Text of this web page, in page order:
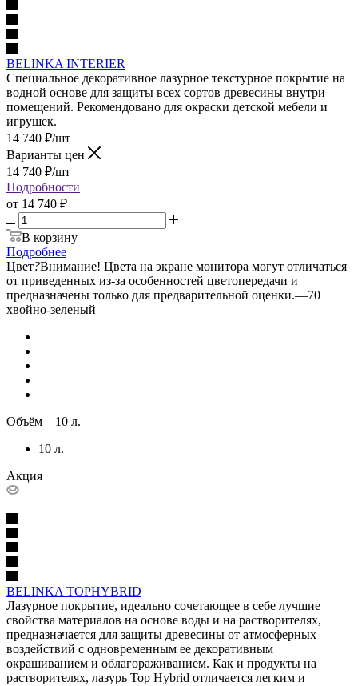
BELINKA INTERIER
Специальное декоративное лазурное текстурное покрытие на
водной основе для защиты всех сортов древесины внутри
помещений. Рекомендовано для окраски детской мебели и
игрушек.
14 740 ₽/шт
Варианты цен
14 740 ₽/шт
Подробности
от 14 740 ₽
В корзину
Подробнее
Цвет?Внимание! Цвета на экране монитора могут отличаться
от приведенных из-за особенностей цветопередачи и
предназначены только для предварительной оценки.—70
хвойно-зеленый
Объём—10 л.
10 л.
Акция
BELINKA TOPHYBRID
Лазурное покрытие, идеально сочетающее в себе лучшие
свойства материалов на основе воды и на растворителях,
предназначается для защиты древесины от атмосферных
воздействий с одновременным ее декоративным
окрашиванием и облагораживанием. Как и продукты на
растворителях, лазурь Top Hybrid отличается легким и